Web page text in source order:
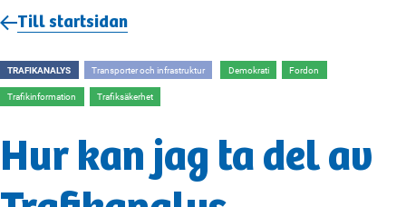
Till startsidan
TRAFIKANALYS Transporter och infrastruktur Demokrati Fordon
Trafikinformation Trafiksäkerhet
Hur kan jag ta del av